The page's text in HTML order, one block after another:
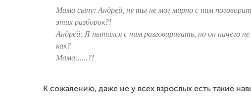
Мама сыну: Андрей, ну ты не мог мирно с ним
этих разборок?!
Андрей: Я пытался с ним разговаривать, но он
как?
Мама:.....?!
К сожалению, даже не у всех взрослых есть такие